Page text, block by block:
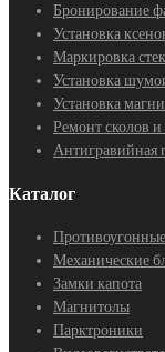
Бронирование
Установка
Маркировка
Установка
Установка
Ремонт сколов
Антигравийная
Каталог
Механические
Замки капота
Магнитолы
Парктроники